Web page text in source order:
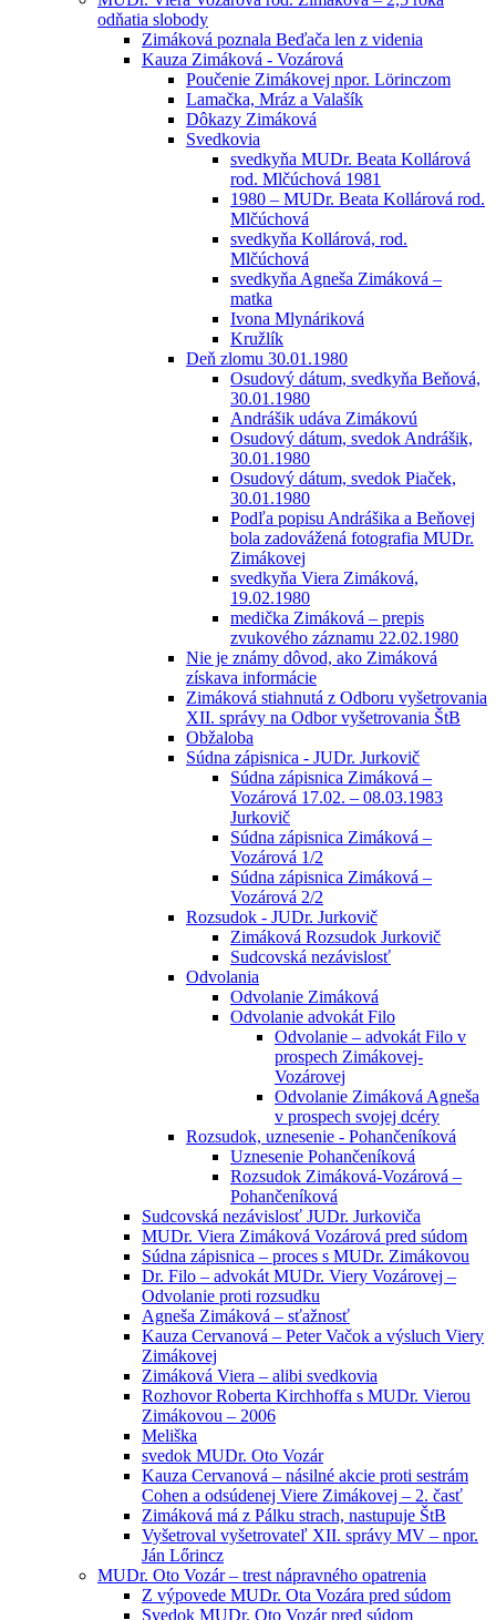
odňatia slobody
Zimáková poznala Beďača len z videnia
Kauza Zimáková - Vozárová
Poučenie Zimákovej npor. Lörinczom
Lamačka, Mráz a Valašík
Dôkazy Zimáková
Svedkovia
svedkyňa MUDr. Beata Kollárová
rod. Mlčúchová 1981
1980 – MUDr. Beata Kollárová rod.
Mlčúchová
svedkyňa Kollárová, rod.
Mlčúchová
svedkyňa Agneša Zimáková –
matka
Ivona Mlynáriková
Kružlík
Deň zlomu 30.01.1980
Osudový dátum, svedkyňa Beňová,
30.01.1980
Andrášik udáva Zimákovú
Osudový dátum, svedok Andrášik,
30.01.1980
Osudový dátum, svedok Piaček,
30.01.1980
Podľa popisu Andrášika a Beňovej
bola zadovážená fotografia MUDr.
Zimákovej
svedkyňa Viera Zimáková,
19.02.1980
medička Zimáková – prepis
zvukového záznamu 22.02.1980
Nie je známy dôvod, ako Zimáková
získava informácie
Zimáková stiahnutá z Odboru vyšetrovania
XII. správy na Odbor vyšetrovania ŠtB
Obžaloba
Súdna zápisnica - JUDr. Jurkovič
Súdna zápisnica Zimáková –
Vozárová 17.02. – 08.03.1983
Jurkovič
Súdna zápisnica Zimáková –
Vozárová 1/2
Súdna zápisnica Zimáková –
Vozárová 2/2
Rozsudok - JUDr. Jurkovič
Zimáková Rozsudok Jurkovič
Sudcovská nezávislosť
Odvolania
Odvolanie Zimáková
Odvolanie advokát Filo
Odvolanie – advokát Filo v
prospech Zimákovej-
Vozárovej
Odvolanie Zimáková Agneša
v prospech svojej dcéry
Rozsudok, uznesenie - Pohančeníková
Uznesenie Pohančeníková
Rozsudok Zimáková-Vozárová –
Pohančeníková
Sudcovská nezávislosť JUDr. Jurkoviča
MUDr. Viera Zimáková Vozárová pred súdom
Súdna zápisnica – proces s MUDr. Zimákovou
Dr. Filo – advokát MUDr. Viery Vozárovej –
Odvolanie proti rozsudku
Agneša Zimáková – sťažnosť
Kauza Cervanová – Peter Vačok a výsluch Viery
Zimákovej
Zimáková Viera – alibi svedkovia
Rozhovor Roberta Kirchhoffa s MUDr. Vierou
Zimákovou – 2006
Meliška
svedok MUDr. Oto Vozár
Kauza Cervanová – násilné akcie proti sestrám
Cohen a odsúdenej Viere Zimákovej – 2. časť
Zimáková má z Pálku strach, nastupuje ŠtB
Vyšetroval vyšetrovateľ XII. správy MV – npor.
Ján Lőrincz
MUDr. Oto Vozár – trest nápravného opatrenia
Z výpovede MUDr. Ota Vozára pred súdom
Svedok MUDr. Oto Vozár pred súdom